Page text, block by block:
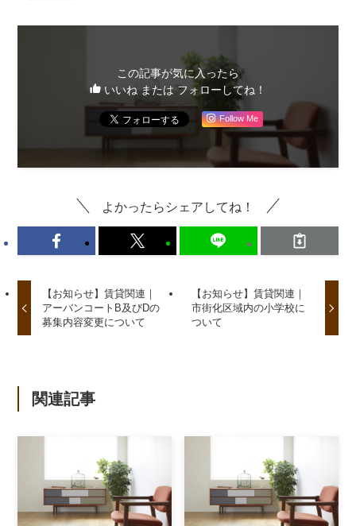
この記事が気に入ったら
いいね または フォローしてね！
Follow Me
よかったらシェアしてね！
【お知らせ】賃貸関連｜
アーバンコートB及びDの
募集内容変更について
【お知らせ】賃貸関連｜
市街化区域内の小学校に
ついて
関連記事